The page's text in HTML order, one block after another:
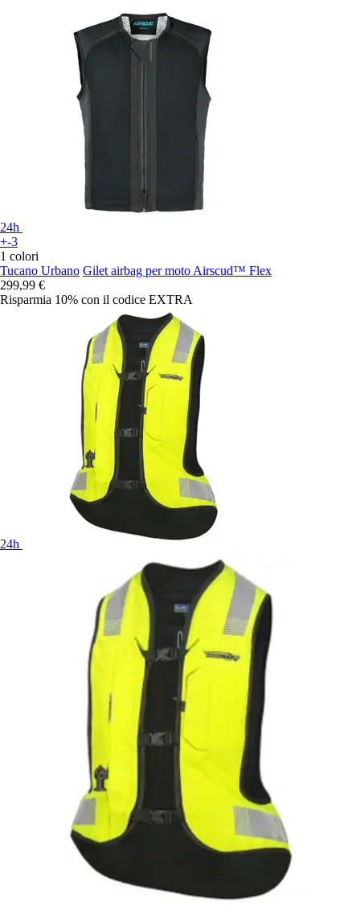
24h
+-3
1 colori
Tucano Urbano Gilet airbag per moto Airscud™ Flex
299,99 €
Risparmia 10% con il codice EXTRA
24h